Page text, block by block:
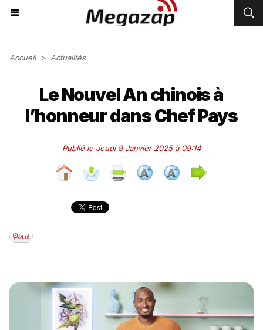
Accueil > Actualités
Le Nouvel An chinois à
l’honneur dans Chef Pays
Publié le Jeudi 9 Janvier 2025 à 09:14